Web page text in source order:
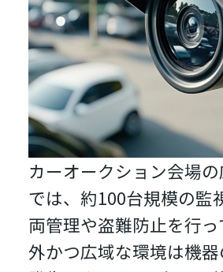
カーオークション会場
では、約100台規模の監
両管理や盗難防止を行
外かつ広域な環境は機